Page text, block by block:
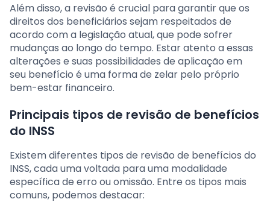
Além disso, a revisão é crucial para garantir que os
direitos dos beneficiários sejam respeitados de
acordo com a legislação atual, que pode sofrer
mudanças ao longo do tempo. Estar atento a essas
alterações e suas possibilidades de aplicação em
seu benefício é uma forma de zelar pelo próprio
bem-estar financeiro.
Principais tipos de revisão de benefícios
do INSS
Existem diferentes tipos de revisão de benefícios do
INSS, cada uma voltada para uma modalidade
específica de erro ou omissão. Entre os tipos mais
comuns, podemos destacar: